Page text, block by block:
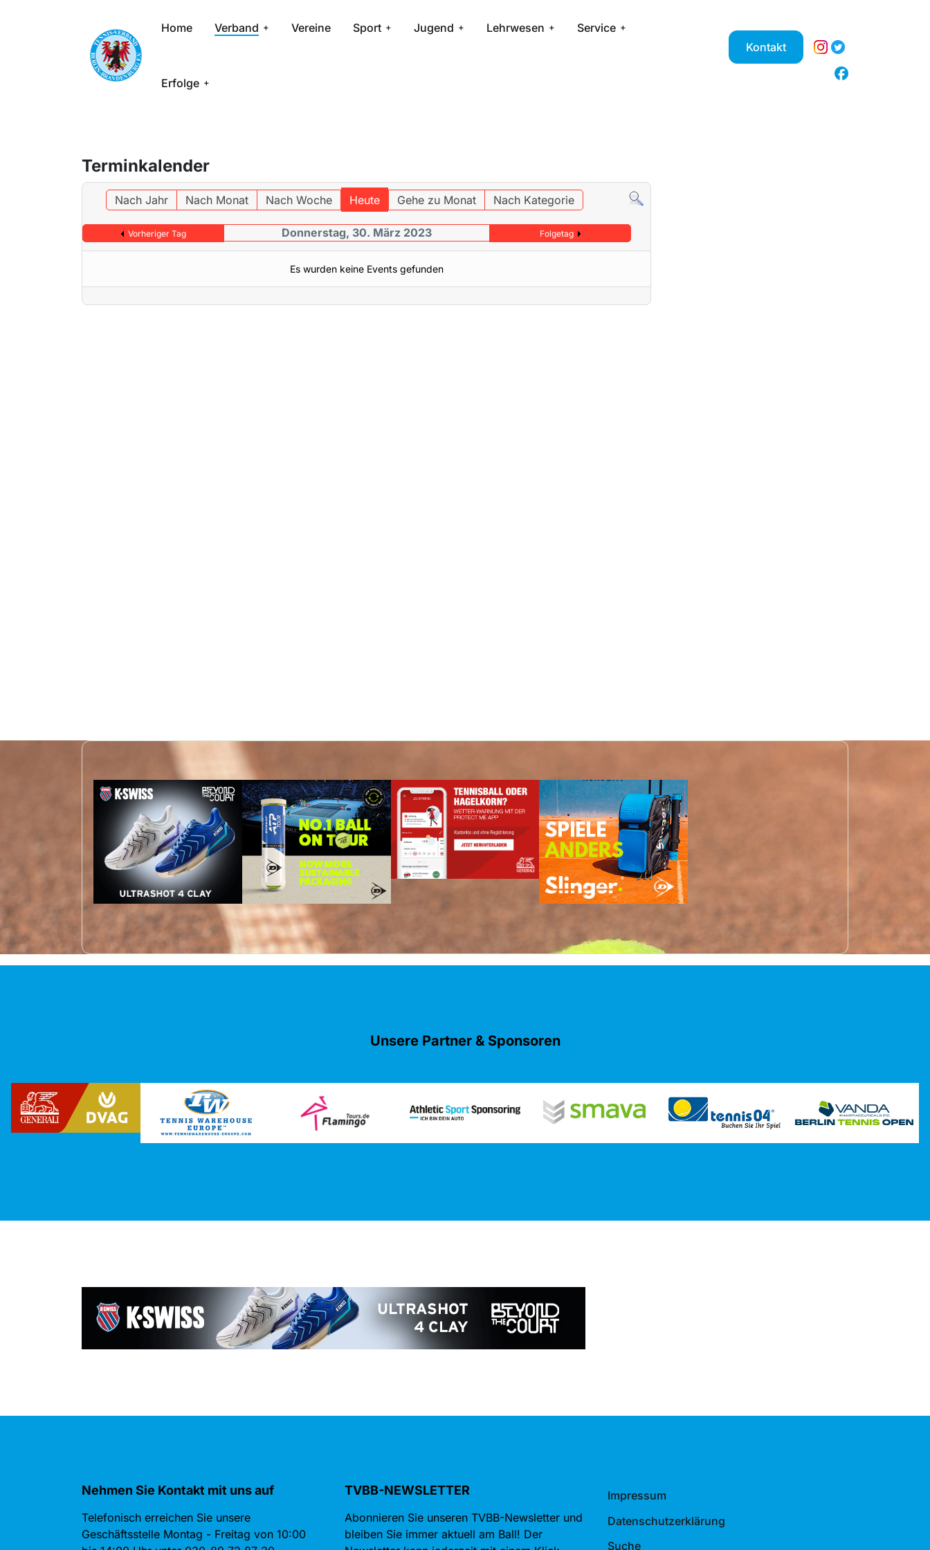
Home Verband Vereine Sport Jugend Lehrwesen Service
Erfolge
Kontakt
Terminkalender
Nach Jahr Nach Monat Nach Woche Heute Gehe zu Monat Nach Kategorie
Vorheriger Tag Donnerstag, 30. März 2023 Folgetag
Es wurden keine Events gefunden
Unsere Partner & Sponsoren
Nehmen Sie Kontakt mit uns auf
Telefonisch erreichen Sie unsere
Geschäftsstelle Montag - Freitag von 10:00
TVBB-NEWSLETTER
Abonnieren Sie unseren TVBB-Newsletter und
bleiben Sie immer aktuell am Ball! Der
Impressum
Datenschutzerklärung
Suche